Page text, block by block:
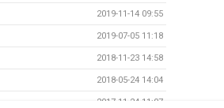
2019-11-14 09:55
2019-07-05 11:18
2018-11-23 14:58
2018-05-24 14:04
2017-11-24 11:07